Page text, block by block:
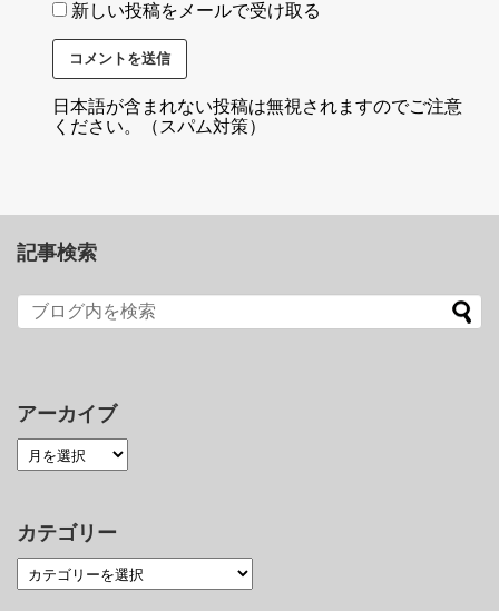
新しい投稿をメールで受け取る
日本語が含まれない投稿は無視されますのでご注意
ください。（スパム対策）
記事検索
アーカイブ
カテゴリー